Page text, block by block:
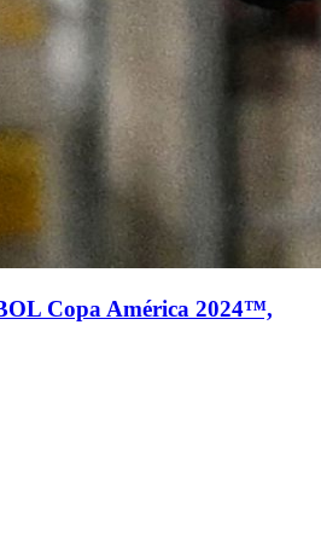
Copa América 2024™,